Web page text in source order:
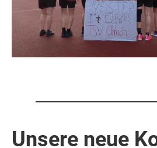
Unsere neue